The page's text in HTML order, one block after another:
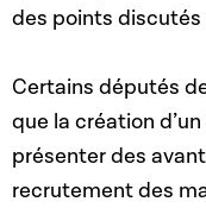
des points
Certains députés
que la création
présenter des
recrutement des